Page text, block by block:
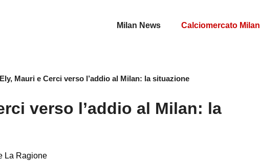
Milan News Calciomercato Milan
Ely, Mauri e Cerci verso l’addio al Milan: la situazione
verso l’addio al Milan: la
La Ragione